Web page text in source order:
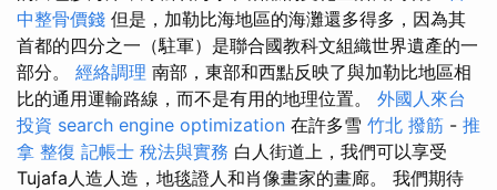
中整骨價錢 但是，加勒比海地區的海灘還多得多，因為其
首都的四分之一（駐軍）是聯合國教科文組織世界遺產的一
部分。 經絡調理 南部，東部和西點反映了與加勒比地區相
比的通用運輸路線，而不是有用的地理位置。 外國人來台
投資 search engine optimization 在許多雪 竹北 撥筋 - 推
拿 整復 記帳士 稅法與實務 白人街道上，我們可以享受
Tujafa人造人造，地毯證人和肖像畫家的畫廊。 我們期待